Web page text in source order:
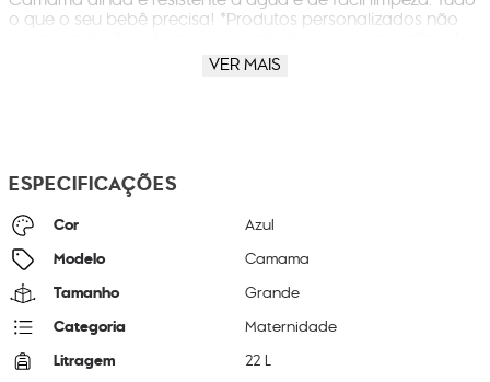
o que o seu bebê precisa! *Produtos personalizados não
as trocas só serão validas para itens com defeito, depois
de serem analisados por nossa equipe de qualidade, e
VER MAIS
ESPECIFICAÇÕES
Cor Azul
Modelo Camama
Tamanho Grande
Categoria Maternidade
Litragem 22 L